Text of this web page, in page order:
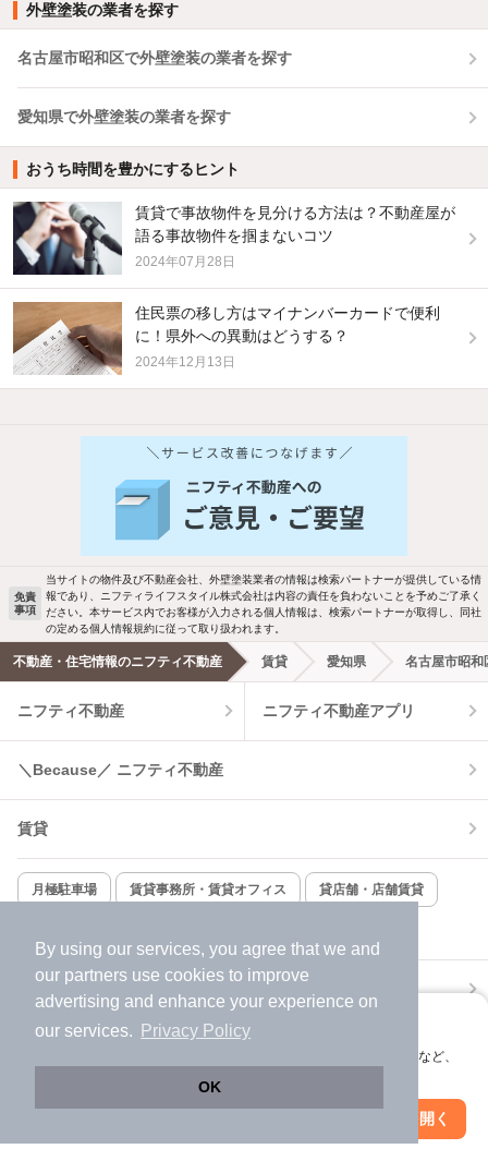
By using our services, you agree that we and
our partners use cookies to improve
advertising and enhance your experience on
our services.
Privacy Policy
OK
アプリに切り替えて、サクサクお部屋探し
会員登録なしですぐ使える。マップ検索やお気に入り保存など、
アプリを開く
外壁塗装の業者を探す
名古屋市昭和区で外壁塗装の業者を探す
愛知県で外壁塗装の業者を探す
絞り込み条件を変更
おうち時間を豊かにするヒント
賃貸で事故物件を見分ける方法は？不動産屋が
語る事故物件を掴まないコツ
2024年07月28日
住民票の移し方はマイナンバーカードで便利
に！県外への異動はどうする？
2024年12月13日
他の人はこんな条件で絞り込んでいます！
バス・トイレ別 2階以上
駐車場あり ペット相談
洗濯機置場あり 独立洗面台
エアコンあり 都市ガス
温水洗浄便座 オートロック
コンロ2口以上
新着のみ インターネット無料
該当件数:
20件
物件一覧に反映
免責
事項
当サイトの物件及び不動産会社、外壁塗装業者の情報は検索パートナーが提供している情
報であり、ニフティライフスタイル株式会社は内容の責任を負わないことを予めご了承く
ださい。本サービス内でお客様が入力される個人情報は、検索パートナーが取得し、同社
の定める個人情報規約に従って取り扱われます。
不動産・住宅情報のニフティ不動産 賃貸 愛知県 名古屋市昭和
ニフティ不動産 ニフティ不動産アプリ
＼Because／ ニフティ不動産
賃貸
月極駐車場 賃貸事務所・賃貸オフィス 貸店舗・店舗賃貸
新築一戸建て 新築マンション
土地 不動産売却